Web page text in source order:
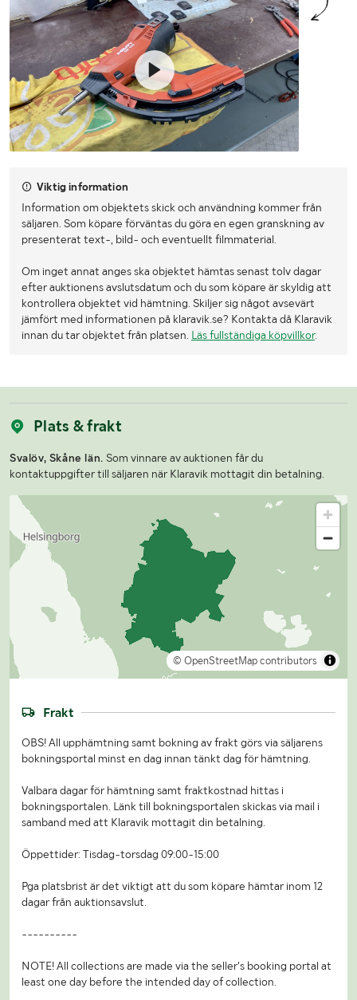
Viktig information
Information om objektets skick och användning kommer från
säljaren. Som köpare förväntas du göra en egen granskning av
presenterat text-, bild- och eventuellt filmmaterial.
Om inget annat anges ska objektet hämtas senast tolv dagar
efter auktionens avslutsdatum och du som köpare är skyldig att
kontrollera objektet vid hämtning. Skiljer sig något avsevärt
jämfört med informationen på klaravik.se? Kontakta då Klaravik
innan du tar objektet från platsen. Läs fullständiga köpvillkor.
Plats & frakt
Svalöv, Skåne län. Som vinnare av auktionen får du
kontaktuppgifter till säljaren när Klaravik mottagit din betalning.
© OpenStreetMap contributors
Frakt
OBS! All upphämtning samt bokning av frakt görs via säljarens
bokningsportal minst en dag innan tänkt dag för hämtning.
Valbara dagar för hämtning samt fraktkostnad hittas i
bokningsportalen. Länk till bokningsportalen skickas via mail i
samband med att Klaravik mottagit din betalning.
Öppettider: Tisdag-torsdag 09:00-15:00
Pga platsbrist är det viktigt att du som köpare hämtar inom 12
dagar från auktionsavslut.
----------
NOTE! All collections are made via the seller's booking portal at
least one day before the intended day of collection.